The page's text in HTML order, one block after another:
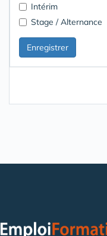
Intérim
Stage / Alternance